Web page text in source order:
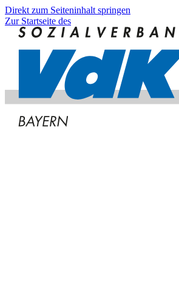
Direkt zum Seiteninhalt springen
Zur Startseite des